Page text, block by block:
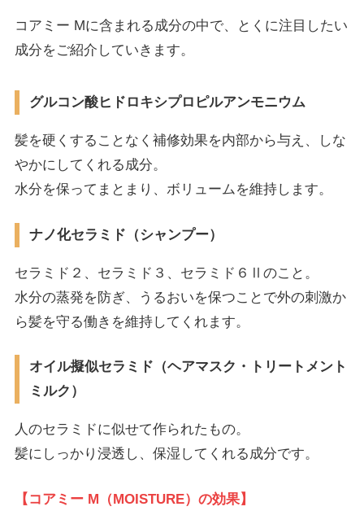
コアミー Mに含まれる成分の中で、とくに注目したい
成分をご紹介していきます。
グルコン酸ヒドロキシプロピルアンモニウム
髪を硬くすることなく補修効果を内部から与え、しな
やかにしてくれる成分。
水分を保ってまとまり、ボリュームを維持します。
ナノ化セラミド（シャンプー）
セラミド２、セラミド３、セラミド６Ⅱのこと。
水分の蒸発を防ぎ、うるおいを保つことで外の刺激か
ら髪を守る働きを維持してくれます。
オイル擬似セラミド（ヘアマスク・トリートメント
ミルク）
人のセラミドに似せて作られたもの。
髪にしっかり浸透し、保湿してくれる成分です。
【 コアミー M（MOISTURE）の効果】